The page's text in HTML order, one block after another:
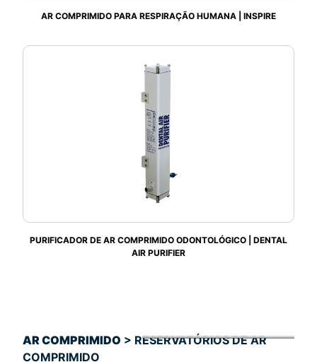
AR COMPRIMIDO PARA RESPIRAÇÃO HUMANA | INSPIRE
PURIFICADOR DE AR COMPRIMIDO ODONTOLÓGICO | DENTAL
AIR PURIFIER
AR COMPRIMIDO > RESERVATÓRIOS DE AR
COMPRIMIDO